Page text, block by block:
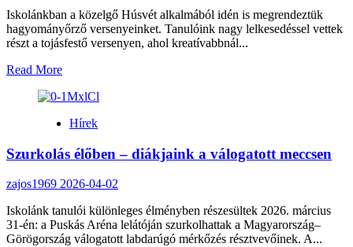
Iskolánkban a közelgő Húsvét alkalmából idén is megrendeztük
hagyományőrző versenyeinket. Tanulóink nagy lelkesedéssel vettek
részt a tojásfestő versenyen, ahol kreatívabbnál...
Read MoreRead
about
nyomában
húsvéti
Hírek
Szurkolás élőben – diákjaink a válogatott meccsen
zajos1969 2026-04-02
Iskolánk tanulói különleges élményben részesültek 2026. március
31-én: a Puskás Aréna lelátóján szurkolhattak a Magyarország–
Görögország válogatott labdarúgó mérkőzés résztvevőinek. A...